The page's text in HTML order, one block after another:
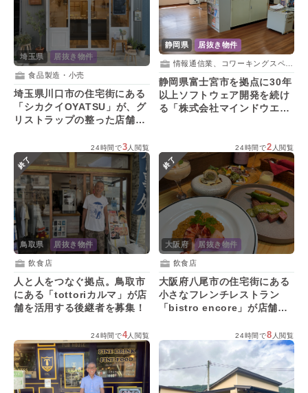
埼玉県 居抜き物件
食品製造・小売
埼玉県川口市の住宅街にある
「シカクイOYATSU」が、グ
リストラップの整った店舗で
静岡県 居抜き物件
情報通信業、コワーキングスペース
静岡県富士宮市を拠点に30年
以上ソフトウェア開発を続け
る「株式会社マインドウエ
24時間で3 人閲覧
終了
鳥取県 居抜き物件
飲食店
人と人をつなぐ拠点。鳥取市
にある「tottoriカルマ」が店
舗を活用する後継者を募集！
24時間で2 人閲覧
終了
大阪府 居抜き物件
飲食店
大阪府八尾市の住宅街にある
小さなフレンチレストラン
「bistro encore」が店舗を
24時間で4人閲覧 24時間で8 人閲覧